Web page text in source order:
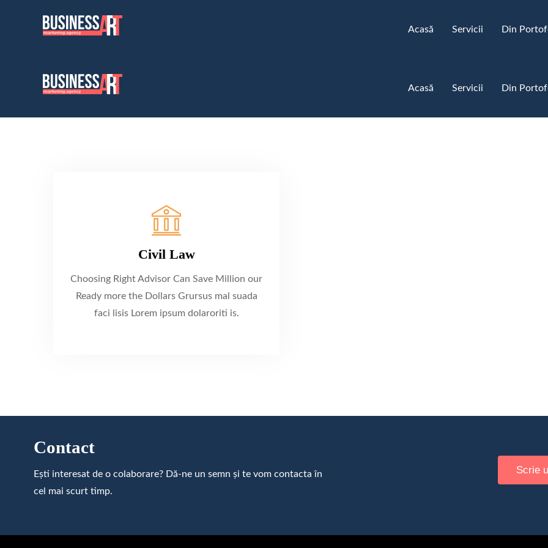
Acasă Servicii Din
Acasă Servicii Din
Civil Law
Choosing Right Advisor Can Save Million our
Ready more the Dollars Grursus mal suada
faci lisis Lorem ipsum dolaroriti is.
Contact
Ești interesat de o colaborare? Dă-ne un semn și te vom contacta în
cel mai scurt timp.
Scrie